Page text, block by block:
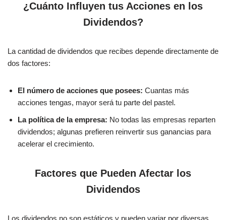
¿Cuánto Influyen tus Acciones en los
Dividendos?
La cantidad de dividendos que recibes depende directamente de
dos factores:
El número de acciones que posees: Cuantas más
acciones tengas, mayor será tu parte del pastel.
La política de la empresa: No todas las empresas reparten
dividendos; algunas prefieren reinvertir sus ganancias para
acelerar el crecimiento.
Factores que Pueden Afectar los
Dividendos